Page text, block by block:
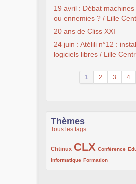
19 avril : Débat machines
ou ennemies ? / Lille
20 ans de Cliss XXI
24 juin : Atélili n°12 :
logiciels libres / Lille
1 2 3 4
Thèmes
Tous les tags
Chtinux
222/1002CLX
1002/1002 Conférence
132/1002
informatique
119/1002 Formation
168/1002